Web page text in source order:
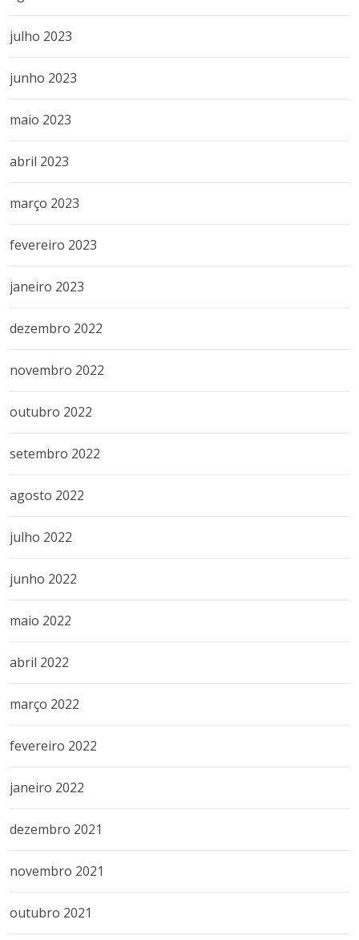
julho 2023
junho 2023
maio 2023
abril 2023
março 2023
fevereiro 2023
janeiro 2023
dezembro 2022
novembro 2022
outubro 2022
setembro 2022
agosto 2022
julho 2022
junho 2022
maio 2022
abril 2022
março 2022
fevereiro 2022
janeiro 2022
dezembro 2021
novembro 2021
outubro 2021